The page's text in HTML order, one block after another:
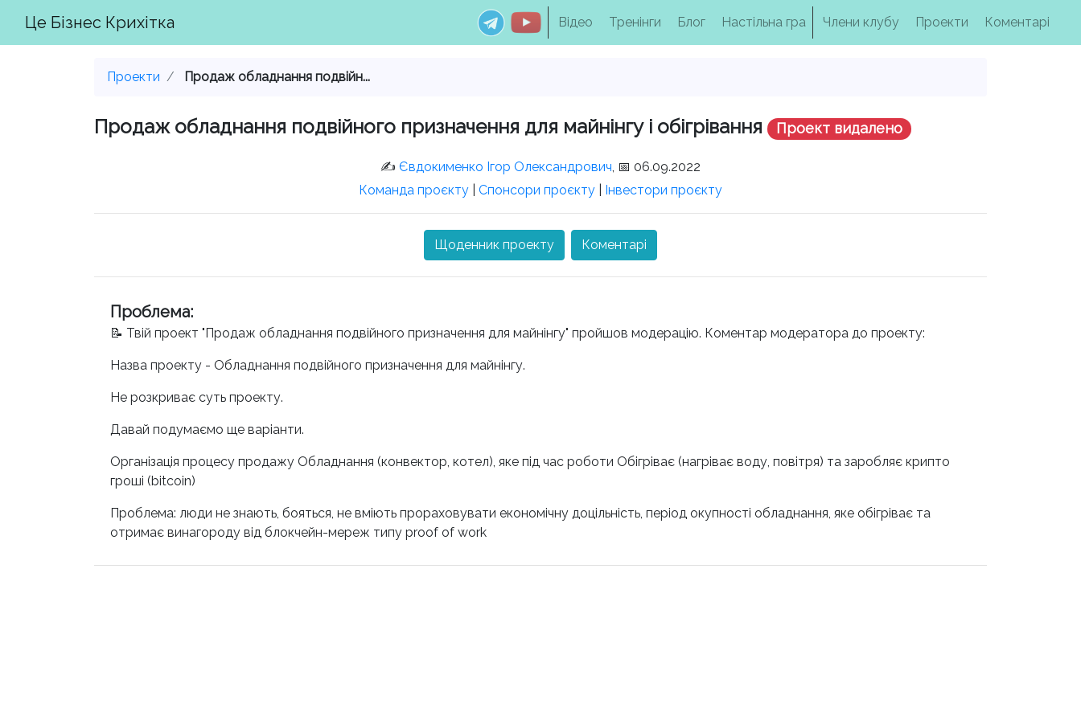
Це Бізнес Крихітка Відео Тренінги Блог Настільна гра Члени клубу Проекти Коментарі
Проекти Продаж обладнання подвійн...
Продаж обладнання подвійного призначення для майнінгу і обігрівання Проект видалено
✍️ Євдокименко Ігор Олександрович , 📅 06.09.2022
Команда проєкту
Спонсори проєкту Інвестори проєкту
Щоденник проекту Коментарі
Проблема:
📝 Твій проект "Продаж обладнання подвійного призначення для майнінгу" пройшов модерацію. Коментар модератора до проекту:
Назва проекту - Обладнання подвійного призначення для майнінгу.
Не розкриває суть проекту.
Давай подумаємо ще варіанти.
Організація процесу продажу Обладнання (конвектор, котел), яке під час роботи Обігріває (нагріває воду, повітря) та заробляє крипто
гроші (bitcoin)
Проблема: люди не знають, бояться, не вміють прораховувати економічну доцільність, період окупності обладнання, яке обігріває та
отримає винагороду від блокчейн-мереж типу proof of work